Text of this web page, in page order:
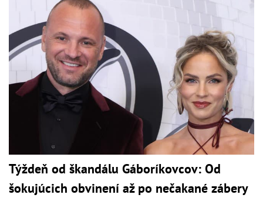
Týždeň od škandálu Gáboríkovcov: Od
šokujúcich obvinení až po nečakané zábery